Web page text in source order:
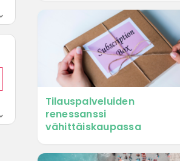
Tilauspalveluiden
renessanssi
vähittäiskaupassa